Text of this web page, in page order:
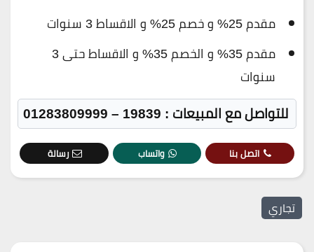
مقدم 25% و خصم 25% و الاقساط 3 سنوات
مقدم 35% و الخصم 35% و الاقساط حتى 3
سنوات
للتواصل مع المبيعات : 19839 – 01283809999
اتصل بنا واتساب رسالة
تجاري